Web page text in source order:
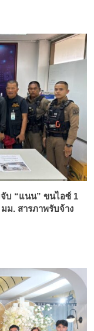
บ “แนน” ขนไอซ์ 1
ม. สารภาพรับจ้าง